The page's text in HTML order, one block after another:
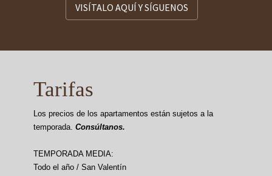
VISÍTALO AQUÍ Y SÍGUENOS
Tarifas
Los precios de los apartamentos están sujetos a la
temporada. Consúltanos.
TEMPORADA MEDIA:
Todo el año / San Valentín